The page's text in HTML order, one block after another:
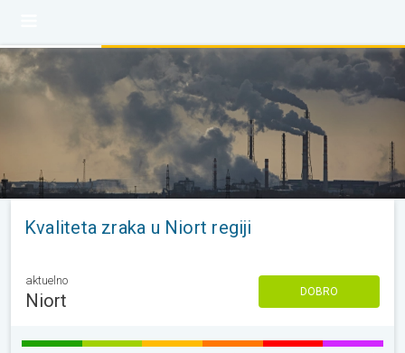
Kvaliteta zraka u Niort regiji
aktuelno
Niort DOBRO